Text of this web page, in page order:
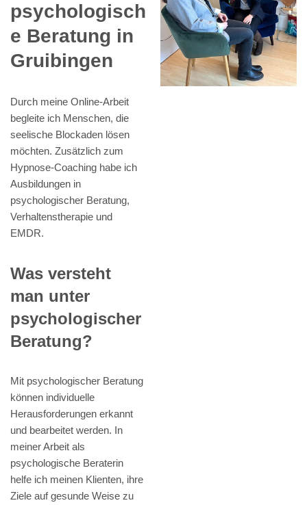
psychologisch
e Beratung in
Gruibingen
Durch meine Online-Arbeit
begleite ich Menschen, die
seelische Blockaden lösen
möchten. Zusätzlich zum
Hypnose-Coaching habe ich
Ausbildungen in
psychologischer Beratung,
Verhaltenstherapie und
EMDR.
Was versteht
man unter
psychologischer
Beratung?
Mit psychologischer Beratung
können individuelle
Herausforderungen erkannt
und bearbeitet werden. In
meiner Arbeit als
psychologische Beraterin
helfe ich meinen Klienten, ihre
Ziele auf gesunde Weise zu